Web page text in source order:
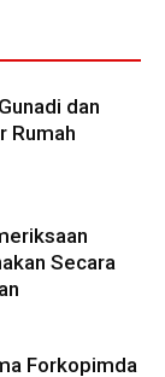
dan
Rumah
Secara
Forkopimda